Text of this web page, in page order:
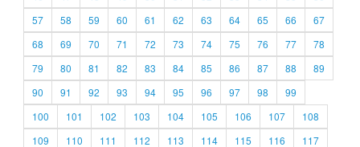
57
58 59 60 61 62 63 64 65 66
67
68
69 70 71 72 73 74 75 76 77
78
79
80 81 82 83 84 85 86 87 88
89
90
91 92 93 94 95 96 97 98
99
100
101 102 103 104 105 106 107
108
109
110 111 112 113 114 115 116
117